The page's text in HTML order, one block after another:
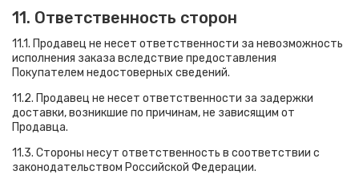
11. Ответственность сторон
11.1. Продавец не несет ответственности за невозможность
исполнения заказа вследствие предоставления
Покупателем недостоверных сведений.
11.2. Продавец не несет ответственности за задержки
доставки, возникшие по причинам, не зависящим от
Продавца.
11.3. Стороны несут ответственность в соответствии с
законодательством Российской Федерации.